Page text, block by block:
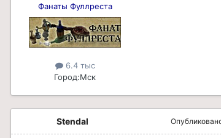
Фанаты Фуллреста
6.4 тыс
Город:Мск
Stendal